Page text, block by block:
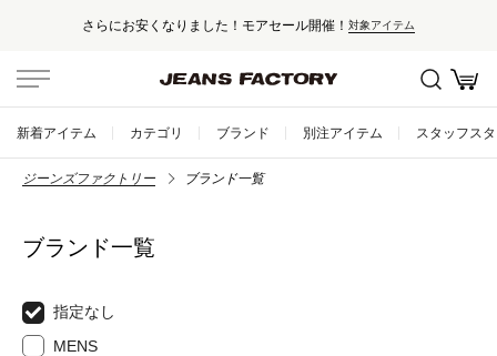
さらにお安くなりました！モアセール開催！ 対象アイテム
新着アイテム カテゴリ ブランド 別注アイテム スタッフス
ジーンズファクトリー ブランド一覧
ブランド一覧
指定なし
MENS